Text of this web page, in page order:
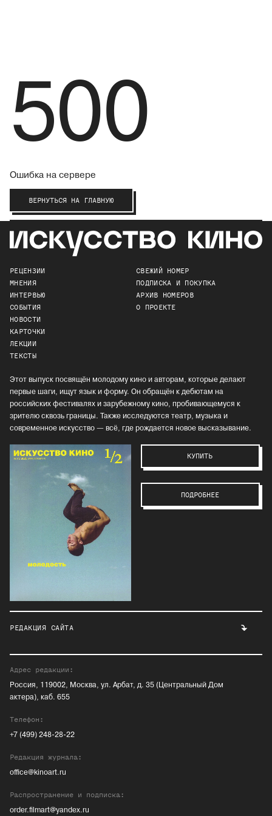
500
Ошибка на сервере
ВЕРНУТЬСЯ НА ГЛАВНУЮ
РЕЦЕНЗИИ
МНЕНИЯ
ИНТЕРВЬЮ
СОБЫТИЯ
НОВОСТИ
КАРТОЧКИ
ЛЕКЦИИ
ТЕКСТЫ
СВЕЖИЙ НОМЕР
ПОДПИСКА И ПОКУПКА
АРХИВ НОМЕРОВ
О ПРОЕКТЕ
Этот выпуск посвящён молодому кино и авторам, которые делают
первые шаги, ищут язык и форму. Он обращён к дебютам на
российских фестивалях и зарубежному кино, пробивающемуся к
зрителю сквозь границы. Также исследуются театр, музыка и
современное искусство — всё, где рождается новое высказывание.
КУПИТЬ
ПОДРОБНЕЕ
РЕДАКЦИЯ САЙТА
Адрес редакции:
Россия, 119002, Москва, ул. Арбат, д. 35 (Центральный Дом
актера), каб. 655
Телефон:
+7 (499) 248-28-22
Редакция журнала:
office@kinoart.ru
Распространение и подписка:
order.filmart@yandex.ru